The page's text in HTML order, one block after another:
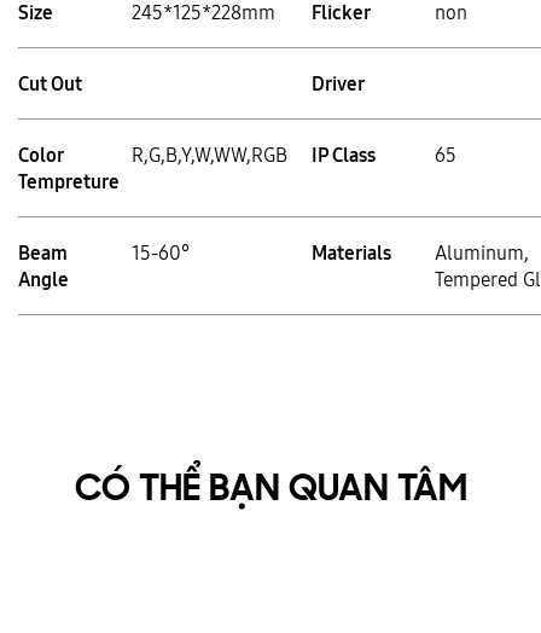
Size 245*125*228mm Flicker non
Cut Out Driver
Color
Tempreture
R,G,B,Y,W,WW,RGB IP Class 65
Beam
Angle
15-60° Materials
Aluminum,
Tempered
CÓ THỂ BẠN QUAN TÂM